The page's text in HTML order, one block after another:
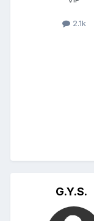
2.1k
G.Y.S.